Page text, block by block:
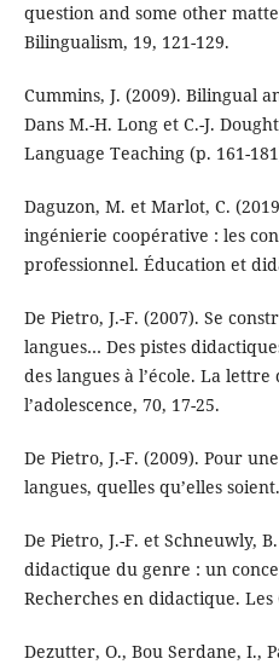
question and some other
Bilingualism, 19, 121-129.
Cummins, J. (2009). Bilingual
Dans M.-H. Long et C.-J.
Language Teaching (p. 161-
Daguzon, M. et Marlot, C.
ingénierie coopérative : les
professionnel. Éducation et
De Pietro, J.-F. (2007). Se
langues… Des pistes
des langues à l’école. La lettre
l’adolescence, 70, 17-25.
De Pietro, J.-F. (2009). Pour
langues, quelles qu’elles
De Pietro, J.-F. et Schneuwly,
didactique du genre : un
Recherches en didactique.
Dezutter, O., Bou Serdane, I.,